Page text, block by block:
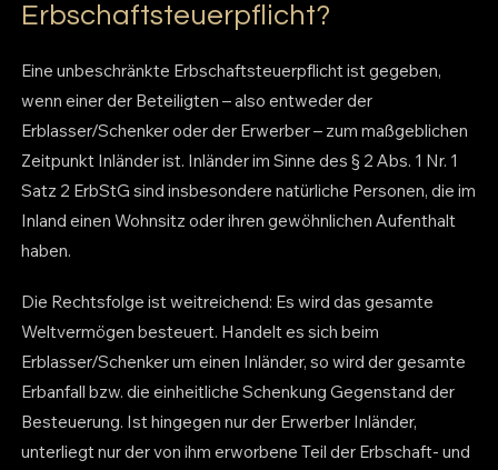
Erbschaftsteuerpflicht?
Eine unbeschränkte Erbschaftsteuerpflicht ist gegeben,
wenn einer der Beteiligten – also entweder der
Erblasser/Schenker oder der Erwerber – zum maßgeblichen
Zeitpunkt Inländer ist. Inländer im Sinne des § 2 Abs. 1 Nr. 1
Satz 2 ErbStG sind insbesondere natürliche Personen, die im
Inland einen Wohnsitz oder ihren gewöhnlichen Aufenthalt
haben.
Die Rechtsfolge ist weitreichend: Es wird das gesamte
Weltvermögen besteuert. Handelt es sich beim
Erblasser/Schenker um einen Inländer, so wird der gesamte
Erbanfall bzw. die einheitliche Schenkung Gegenstand der
Besteuerung. Ist hingegen nur der Erwerber Inländer,
unterliegt nur der von ihm erworbene Teil der Erbschaft- und